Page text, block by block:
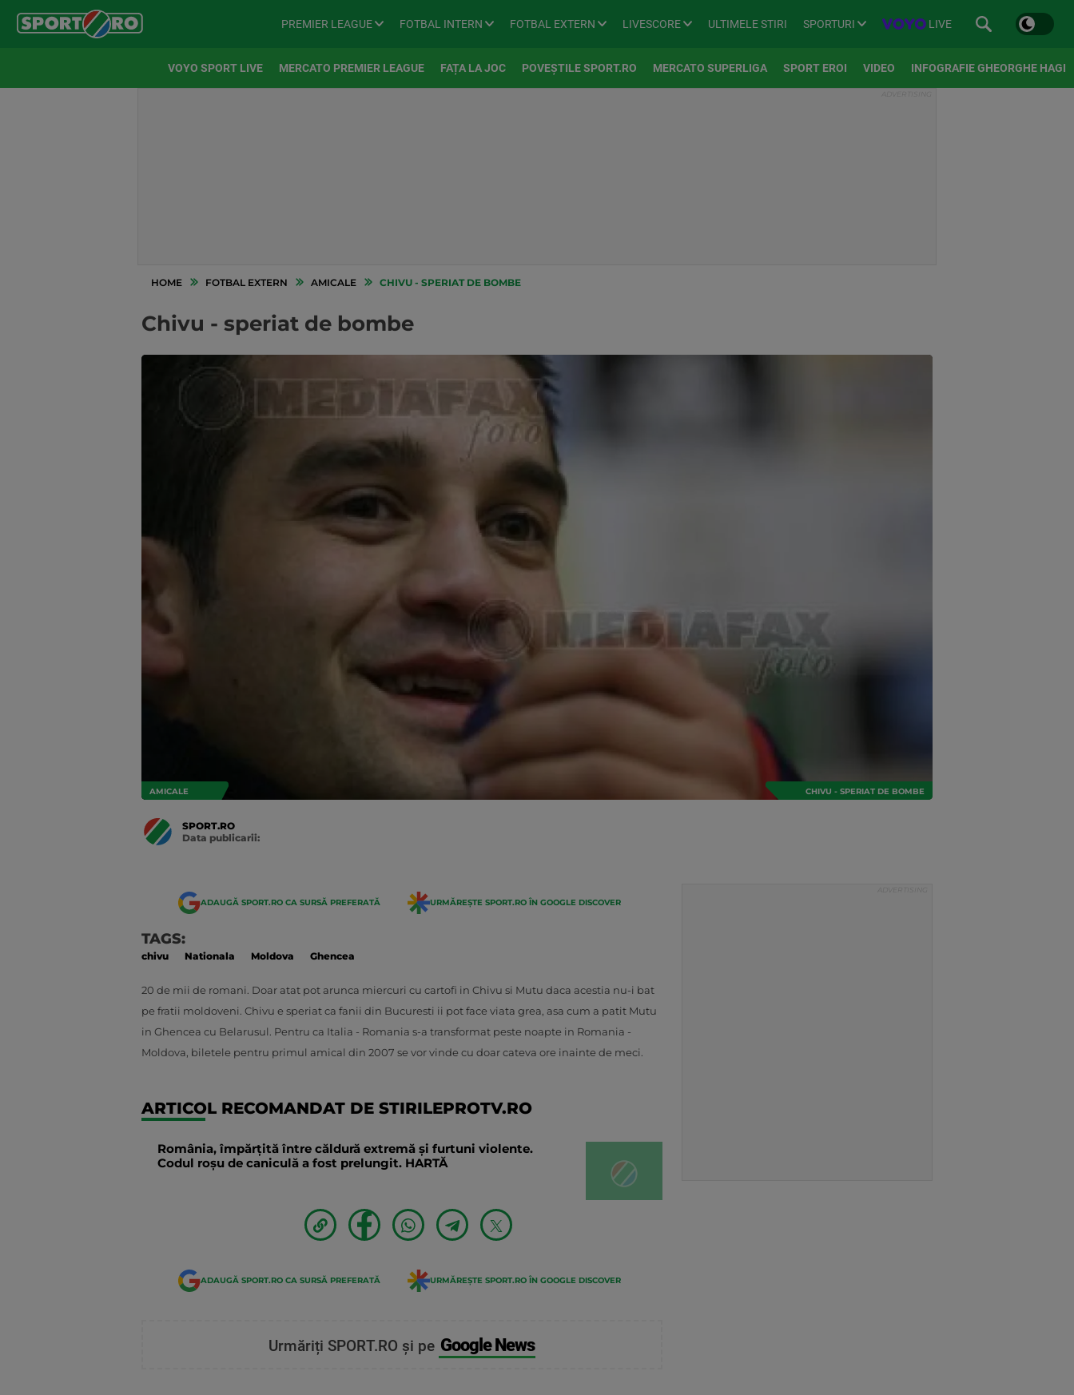
PREMIER LEAGUE FOTBAL INTERN FOTBAL EXTERN LIVESCORE ULTIMELE STIRI SPORTURI LIVE
VOYO SPORT LIVE MERCATO PREMIER LEAGUE FAȚA LA JOC POVEȘTILE SPORT.RO MERCATO SUPERLIGA SPORT EROI VIDEO INFOGRAFIE GHEORGHE HAGI
HOME FOTBAL EXTERN AMICALE CHIVU - SPERIAT DE BOMBE
Chivu - speriat de bombe
AMICALE CHIVU - SPERIAT DE BOMBE
SPORT.RO
Data publicarii:
ADAUGĂ SPORT.RO CA SURSĂ PREFERATĂ URMĂREȘTE SPORT.RO ÎN GOOGLE DISCOVER
TAGS:
chivu Nationala Moldova Ghencea
20 de mii de romani. Doar atat pot arunca miercuri cu cartofi in Chivu si Mutu daca acestia nu-i bat
pe fratii moldoveni. Chivu e speriat ca fanii din Bucuresti ii pot face viata grea, asa cum a patit Mutu
in Ghencea cu Belarusul. Pentru ca Italia - Romania s-a transformat peste noapte in Romania -
Moldova, biletele pentru primul amical din 2007 se vor vinde cu doar cateva ore inainte de meci.
ARTICOL RECOMANDAT DE STIRILEPROTV.RO
România, împărțită între căldură extremă și furtuni violente.
Codul roșu de caniculă a fost prelungit. HARTĂ
ADAUGĂ SPORT.RO CA SURSĂ PREFERATĂ URMĂREȘTE SPORT.RO ÎN GOOGLE DISCOVER
Urmăriți SPORT.RO și pe Google News